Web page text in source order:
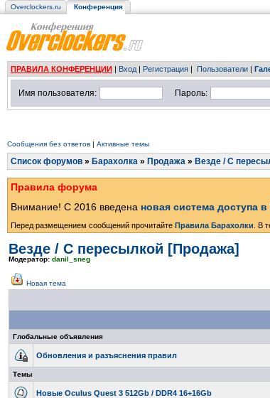
Overclockers.ru Конференция
ПРАВИЛА КОНФЕРЕНЦИИ | Вход | Регистрация | Пользователи |
Имя пользователя: Пароль:
Сообщения без ответов | Активные темы
Список форумов » Барахолка » Продажа » Везде / С
Правила форума
Внимание! С 2016 введена новая система доступа
Перед размещением сообщений прочитайте Правила Барахолки . В
Везде / С пересылкой [Продажа]
Модератор: danil_sneg
Новая тема
Глобальные объявления
Обновления и разъяснения правил
Темы
Новые Oculus Quest 3 512Gb / DDR4 16+16Gb